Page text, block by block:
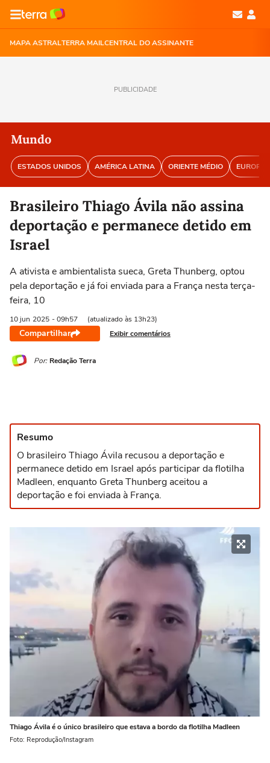
MAPA ASTRALTERRA MAILCENTRAL DO ASSINANTE
PUBLICIDADE
Mundo
ESTADOS UNIDOS AMÉRICA LATINA ORIENTE MÉDIO EUROPA
Brasileiro Thiago Ávila não assina
deportação e permanece detido em
Israel
A ativista e ambientalista sueca, Greta Thunberg, optou
pela deportação e já foi enviada para a França nesta terça-
feira, 10
10 jun 2025 - 09h57 (atualizado às 13h23)
Compartilhar Exibir comentários
Por: Redação Terra
Resumo
O brasileiro Thiago Ávila recusou a deportação e
permanece detido em Israel após participar da flotilha
Madleen, enquanto Greta Thunberg aceitou a
deportação e foi enviada à França.
Thiago Ávila é o único brasileiro que estava a bordo da flotilha Madleen
Foto: Reprodução/Instagram